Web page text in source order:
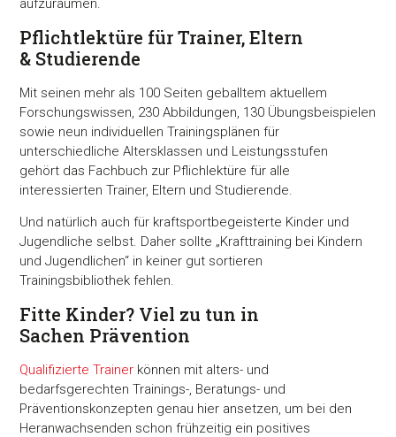
aufzuräumen.
Pflichtlektüre für Trainer, Eltern
& Studierende
Mit seinen mehr als 100 Seiten geballtem aktuellem
Forschungswissen, 230 Abbildungen, 130 Übungsbeispielen
sowie neun individuellen Trainingsplänen für
unterschiedliche Altersklassen und Leistungsstufen
gehört das Fachbuch zur Pflichlektüre für alle
interessierten Trainer, Eltern und Studierende.
Und natürlich auch für kraftsportbegeisterte Kinder und
Jugendliche selbst. Daher sollte „Krafttraining bei Kindern
und Jugendlichen“ in keiner gut sortieren
Trainingsbibliothek fehlen.
Fitte Kinder? Viel zu tun in
Sachen Prävention
Qualifizierte Trainer können mit alters- und
bedarfsgerechten Trainings-, Beratungs- und
Präventionskonzepten genau hier ansetzen, um bei den
Heranwachsenden schon frühzeitig ein positives